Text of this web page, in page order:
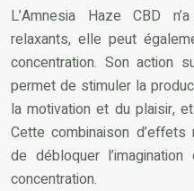
L’Amnesia Haze CBD
relaxants, elle peut
concentration. Son action
permet de stimuler la
la motivation et du plaisir,
Cette combinaison
de débloquer
concentration.